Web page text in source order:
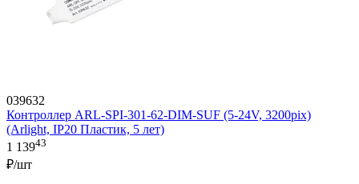
039632
Контроллер ARL-SPI-301-62-DIM-SUF (5-24V, 3200pix)
(Arlight, IP20 Пластик, 5 лет)
1 13943
₽/шт